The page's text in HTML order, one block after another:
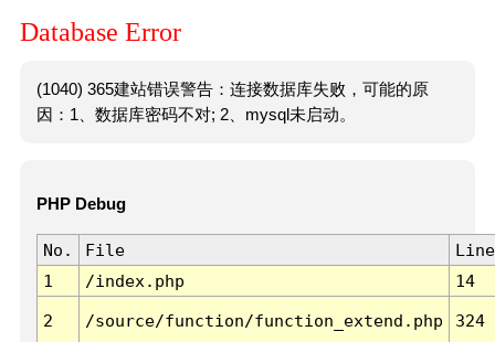
Database Error
(1040) 365建站错误警告：连接数据库失败，可能的原
因：1、数据库密码不对; 2、mysql未启动。
PHP Debug
No. File
Line
1
/index.php 14
2 /source/function/function_extend.php 324